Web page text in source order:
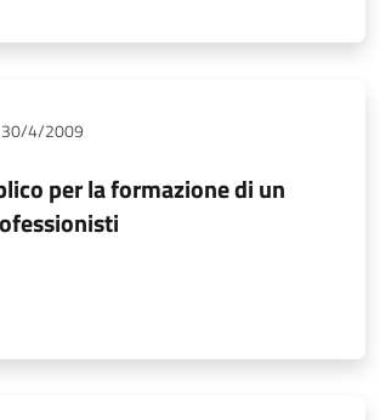
30/4/2009
per la formazione di un